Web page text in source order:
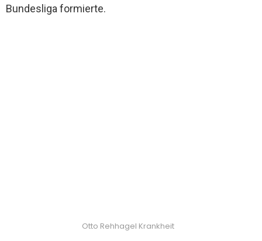
Bundesliga formierte.
Otto Rehhagel Krankheit